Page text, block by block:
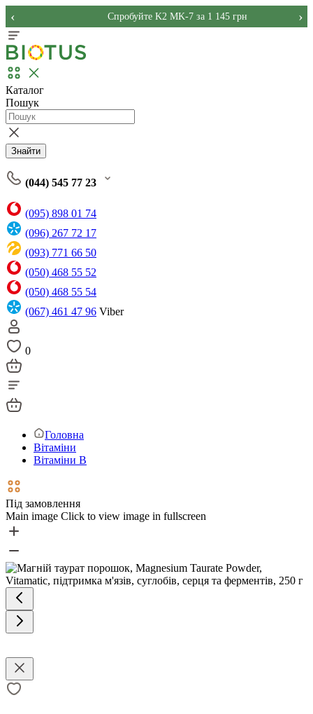
Спробуйте K2 MK-7 за 1 145 грн
‹ ›
Каталог
Пошук
Знайти
(044) 545 77 23
(095) 898 01 74
(096) 267 72 17
(093) 771 66 50
(050) 468 55 52
(050) 468 55 54
(067) 461 47 96 Viber
0
Головна
Вітаміни
Вітаміни В
Під замовлення
Main image Click to view image in fullscreen